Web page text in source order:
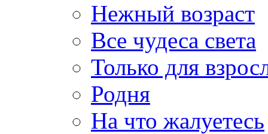
Нежный возраст
Все чудеса света
Только для
Родня
На что жалуетесь